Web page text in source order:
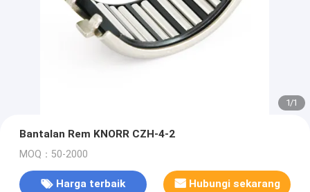
1/1
Bantalan Rem KNORR CZH-4-2
MOQ：50-2000
Harga terbaik Hubungi sekarang